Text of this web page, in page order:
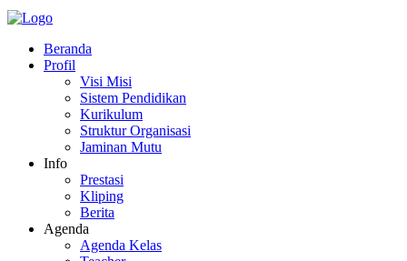
Beranda
Profil
Visi Misi
Sistem Pendidikan
Kurikulum
Struktur Organisasi
Jaminan Mutu
Info
Prestasi
Kliping
Berita
Agenda
Agenda Kelas